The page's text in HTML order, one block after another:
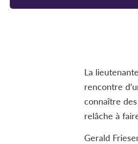
La
rencontre
connaître
relâche à
Gerald